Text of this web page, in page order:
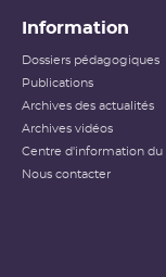
Niveau 5
Niveau 6
L’échelle
l’ASN en
conjointe avec
Information
Dossiers pédagogiques
Publications
Archives des actualités
Archives vidéos
Centre d'information du
Nous contacter